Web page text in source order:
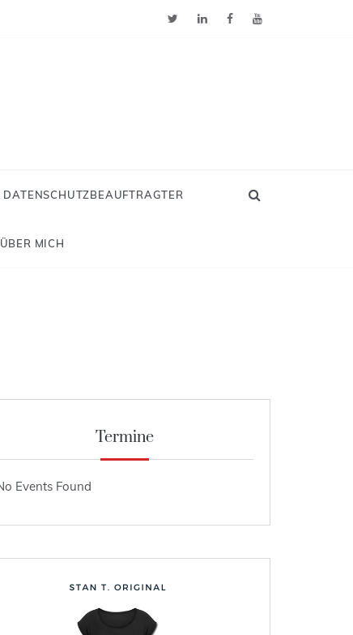
DATENSCHUTZBEAUFTRAGTER
ÜBER MICH
Termine
Events Found